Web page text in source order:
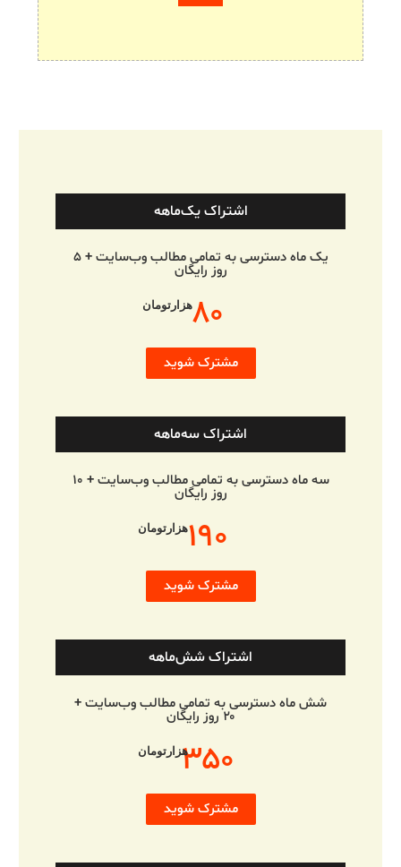
اشتراک یک‌ماهه
یک ماه دسترسی به تمامی مطالب وب‌سایت + ۵
روز رایگان
۸۰هزارتومان
مشترک شوید
اشتراک سه‌ماهه
سه ماه دسترسی به تمامی مطالب وب‌سایت + ۱۰
روز رایگان
۱۹۰هزارتومان
مشترک شوید
اشتراک شش‌ماهه
شش ماه دسترسی به تمامی مطالب وب‌سایت +
۲۰ روز رایگان
۳۵۰هزارتومان
مشترک شوید